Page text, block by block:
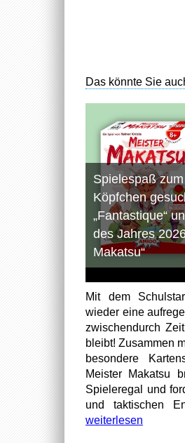
Das könnte Sie
Spielespaß
Köpfchen
„Fantastique“
des Jahres
Makatsu“
Mit dem
wieder eine
zwischendurch
bleibt! Zusammen
besondere
Meister Makatsu
Spieleregal und
und taktischen
weiterlesen